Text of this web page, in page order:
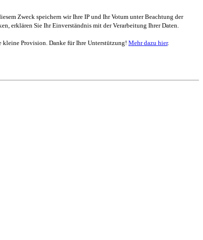
Zweck speichern wir Ihre IP und Ihr Votum unter Beachtung der
erklären Sie Ihr Einverständnis mit der Verarbeitung Ihrer Daten.
kleine Provision. Danke für Ihre Unterstützung! Mehr dazu hier.